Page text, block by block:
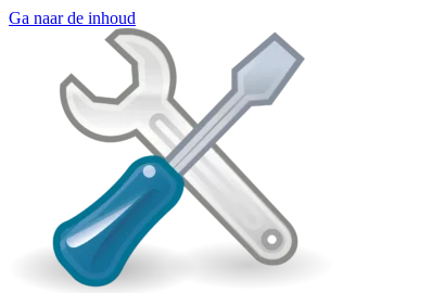
Ga naar de inhoud